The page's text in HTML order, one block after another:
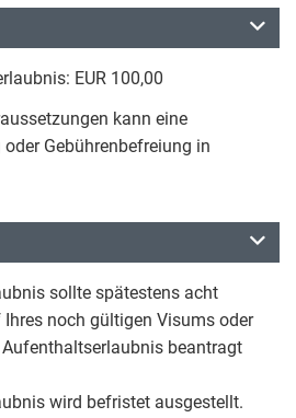
EUR 100,00
kann eine
Gebührenbefreiung in
sollte spätestens acht
noch gültigen Visums oder
beantragt
wird befristet ausgestellt.